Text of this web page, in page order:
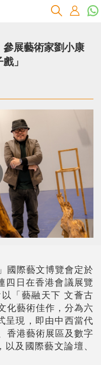
展藝術家劉小康
」
國際藝文博覽會定於
四日在香港會議展覽
「藝融天下 文薈古
化藝術佳作，分為六
呈現，即由中西當代
香港藝術展區及數字
及國際藝文論壇、